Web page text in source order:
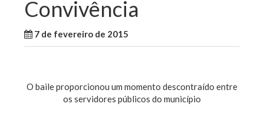
Convivência
7 de fevereiro de 2015
O baile proporcionou um momento descontraído entre
os servidores públicos do município